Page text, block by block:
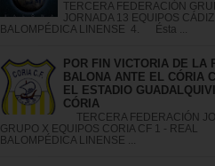
TERCERA FEDERACIÓN
JORNADA 13 EQUIPOS
BALOMPÉDICA LINENSE 4. Ésta ...
POR FIN VICTORIA DE LA
BALONA ANTE EL CÓRIA
EL ESTADIO
CÓRIA
TERCERA FEDERACIÓN
GRUPO X EQUIPOS CORIA CF 1 - REAL
BALOMPÉDICA LINENSE ...